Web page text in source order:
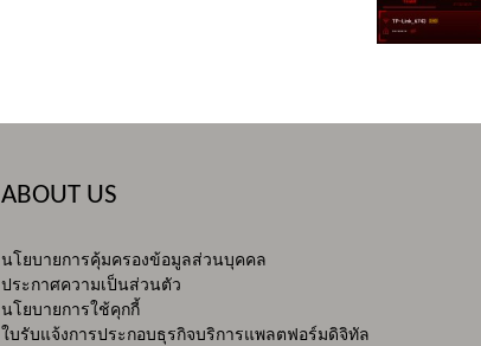
ABOUT US
นโยบายการคุ้มครองข้อมูลส่วนบุคคล
ประกาศความเป็นส่วนตัว
นโยบายการใช้คุกกี้
ใบรับแจ้งการประกอบธุรกิจบริการแพลตฟอร์มดิจิทัล